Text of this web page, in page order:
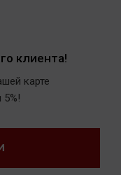
клиента!
карте
5%!